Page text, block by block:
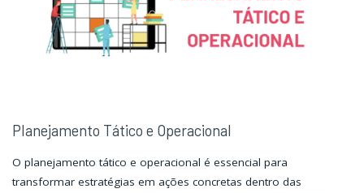
Planejamento Tático e Operacional
O planejamento tático e operacional é essencial para
transformar estratégias em ações concretas dentro das